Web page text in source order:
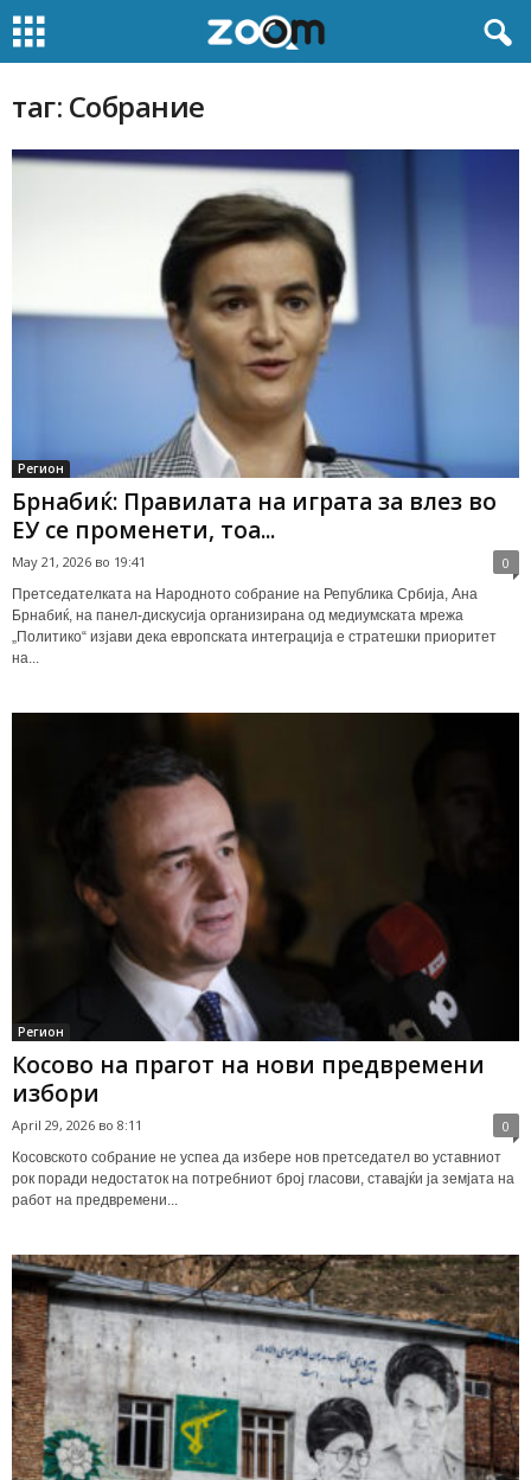
таг: Собрание
Регион
Брнабиќ: Правилата на играта за влез во
ЕУ се променети, тоа...
May 21, 2026 во 19:41 0
Претседателката на Народното собрание на Република Србија, Ана
Брнабиќ, на панел-дискусија организирана од медиумската мрежа
„Политико“ изјави дека европската интеграција е стратешки приоритет
на...
Регион
Косово на прагот на нови предвремени
избори
April 29, 2026 во 8:11 0
Косовското собрание не успеа да избере нов претседател во уставниот
рок поради недостаток на потребниот број гласови, ставајќи ја земјата на
работ на предвремени...